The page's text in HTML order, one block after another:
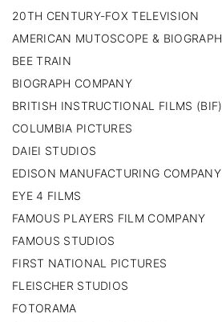
20TH CENTURY-FOX TELEVISION
AMERICAN MUTOSCOPE & BIOGRAPH
BEE TRAIN
BIOGRAPH COMPANY
BRITISH INSTRUCTIONAL FILMS (BIF)
COLUMBIA PICTURES
DAIEI STUDIOS
EDISON MANUFACTURING COMPANY
EYE 4 FILMS
FAMOUS PLAYERS FILM COMPANY
FAMOUS STUDIOS
FIRST NATIONAL PICTURES
FLEISCHER STUDIOS
FOTORAMA